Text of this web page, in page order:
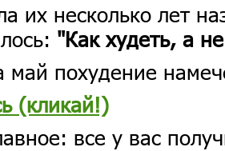
их несколько лет
"Как худеть, а
май похудение
(кликай!)
все у вас